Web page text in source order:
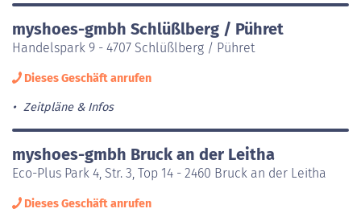
myshoes-gmbh Schlüßlberg / Pühret
Handelspark 9 - 4707 Schlüßlberg / Pühret
Dieses Geschäft anrufen
Zeitpläne & Infos
myshoes-gmbh Bruck an der Leitha
Eco-Plus Park 4, Str. 3, Top 14 - 2460 Bruck an der Leitha
Dieses Geschäft anrufen